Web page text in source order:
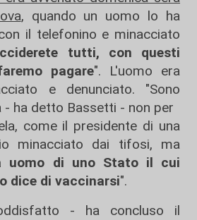
, quando un uomo lo ha
il telefonino e minacciato
tutti, con questi
pagare". L'uomo era
e denunciato. "Sono
- ha detto Bassetti - non per
come il presidente di una
minacciato dai tifosi, ma
uomo di uno Stato il cui
dice di vaccinarsi".
- ha concluso il